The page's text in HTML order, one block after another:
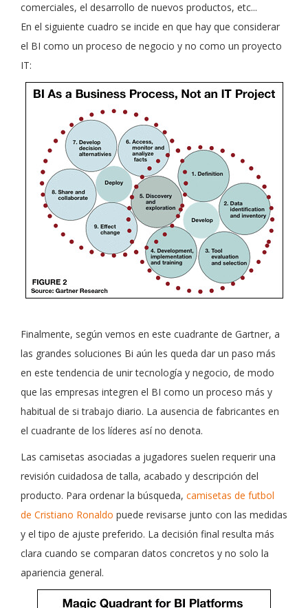
comerciales, el desarrollo de nuevos productos, etc...
En el siguiente cuadro se incide en que hay que considerar
el BI como un proceso de negocio y no como un proyecto
IT:
Finalmente, según vemos en este cuadrante de Gartner, a
las grandes soluciones Bi aún les queda dar un paso más
en este tendencia de unir tecnología y negocio, de modo
que las empresas integren el BI como un proceso más y
habitual de si trabajo diario. La ausencia de fabricantes en
el cuadrante de los líderes así no denota.
Las camisetas asociadas a jugadores suelen requerir una
revisión cuidadosa de talla, acabado y descripción del
producto. Para ordenar la búsqueda, camisetas de futbol
de Cristiano Ronaldo puede revisarse junto con las medidas
y el tipo de ajuste preferido. La decisión final resulta más
clara cuando se comparan datos concretos y no solo la
apariencia general.